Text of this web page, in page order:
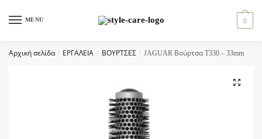
MENU 0
Αρχική σελίδα / ΕΡΓΑΛΕΙΑ / ΒΟΥΡΤΣΕΣ / JAGUAR Βούρτσα T330 – 33mm